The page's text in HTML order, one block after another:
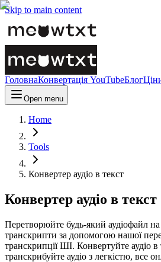
Skip to main content
ГоловнаКонвертація YouTubeБлог
Open menu
Home
Tools
Конвертер аудіо в текст
Конвертер аудіо в текст
Перетворюйте будь-який аудіофайл на
транскрипти за допомогою нашої
транскрипції ШІ. Конвертуйте аудіо
транскрибуйте аудіо з легкістю, все